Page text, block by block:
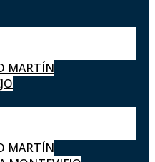
MARTÍN
MARTÍN